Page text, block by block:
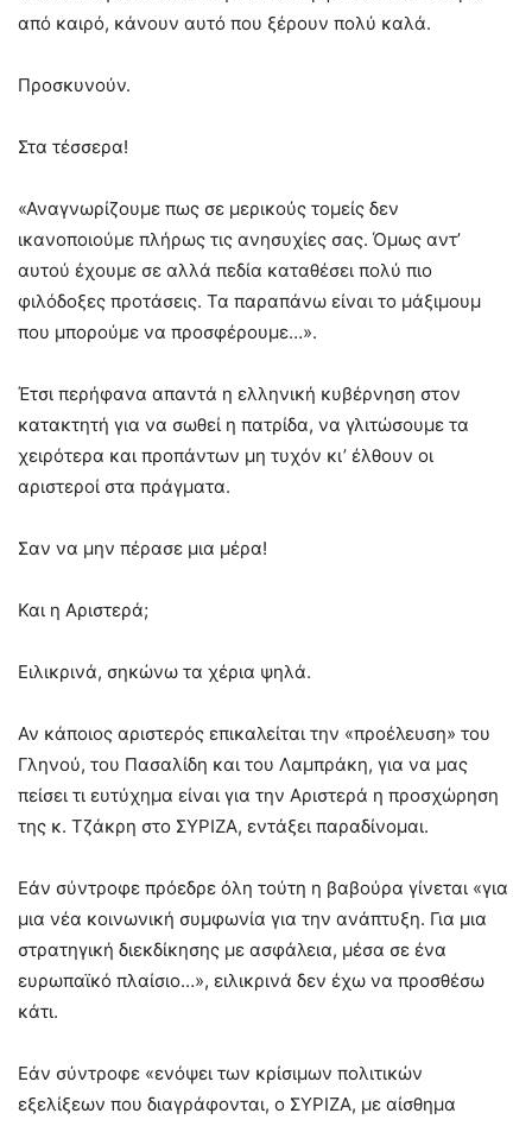
από καιρό, κάνουν αυτό που ξέρουν πολύ καλά.
Προσκυνούν.
Στα τέσσερα!
«Αναγνωρίζουμε πως σε μερικούς τομείς δεν
ικανοποιούμε πλήρως τις ανησυχίες σας. Όμως αντ’
αυτού έχουμε σε αλλά πεδία καταθέσει πολύ πιο
φιλόδοξες προτάσεις. Τα παραπάνω είναι το μάξιμουμ
που μπορούμε να προσφέρουμε…».
Έτσι περήφανα απαντά η ελληνική κυβέρνηση στον
κατακτητή για να σωθεί η πατρίδα, να γλιτώσουμε τα
χειρότερα και προπάντων μη τυχόν κι’ έλθουν οι
αριστεροί στα πράγματα.
Σαν να μην πέρασε μια μέρα!
Και η Αριστερά;
Ειλικρινά, σηκώνω τα χέρια ψηλά.
Αν κάποιος αριστερός επικαλείται την «προέλευση» του
Γληνού, του Πασαλίδη και του Λαμπράκη, για να μας
πείσει τι ευτύχημα είναι για την Αριστερά η προσχώρηση
της κ. Τζάκρη στο ΣΥΡΙΖΑ, εντάξει παραδίνομαι.
Εάν σύντροφε πρόεδρε όλη τούτη η βαβούρα γίνεται «για
μια νέα κοινωνική συμφωνία για την ανάπτυξη. Για μια
στρατηγική διεκδίκησης με ασφάλεια, μέσα σε ένα
ευρωπαϊκό πλαίσιο…», ειλικρινά δεν έχω να προσθέσω
κάτι.
Εάν σύντροφε «ενόψει των κρίσιμων πολιτικών
εξελίξεων που διαγράφονται, ο ΣΥΡΙΖΑ, με αίσθημα